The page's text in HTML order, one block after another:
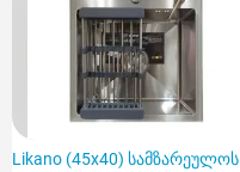
Likano (45x40) სამზარეულოს